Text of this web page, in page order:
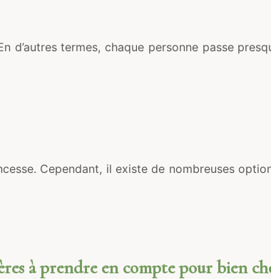
d’autres termes, chaque personne passe
Cependant, il existe de nombreuses
à prendre en compte pour bien